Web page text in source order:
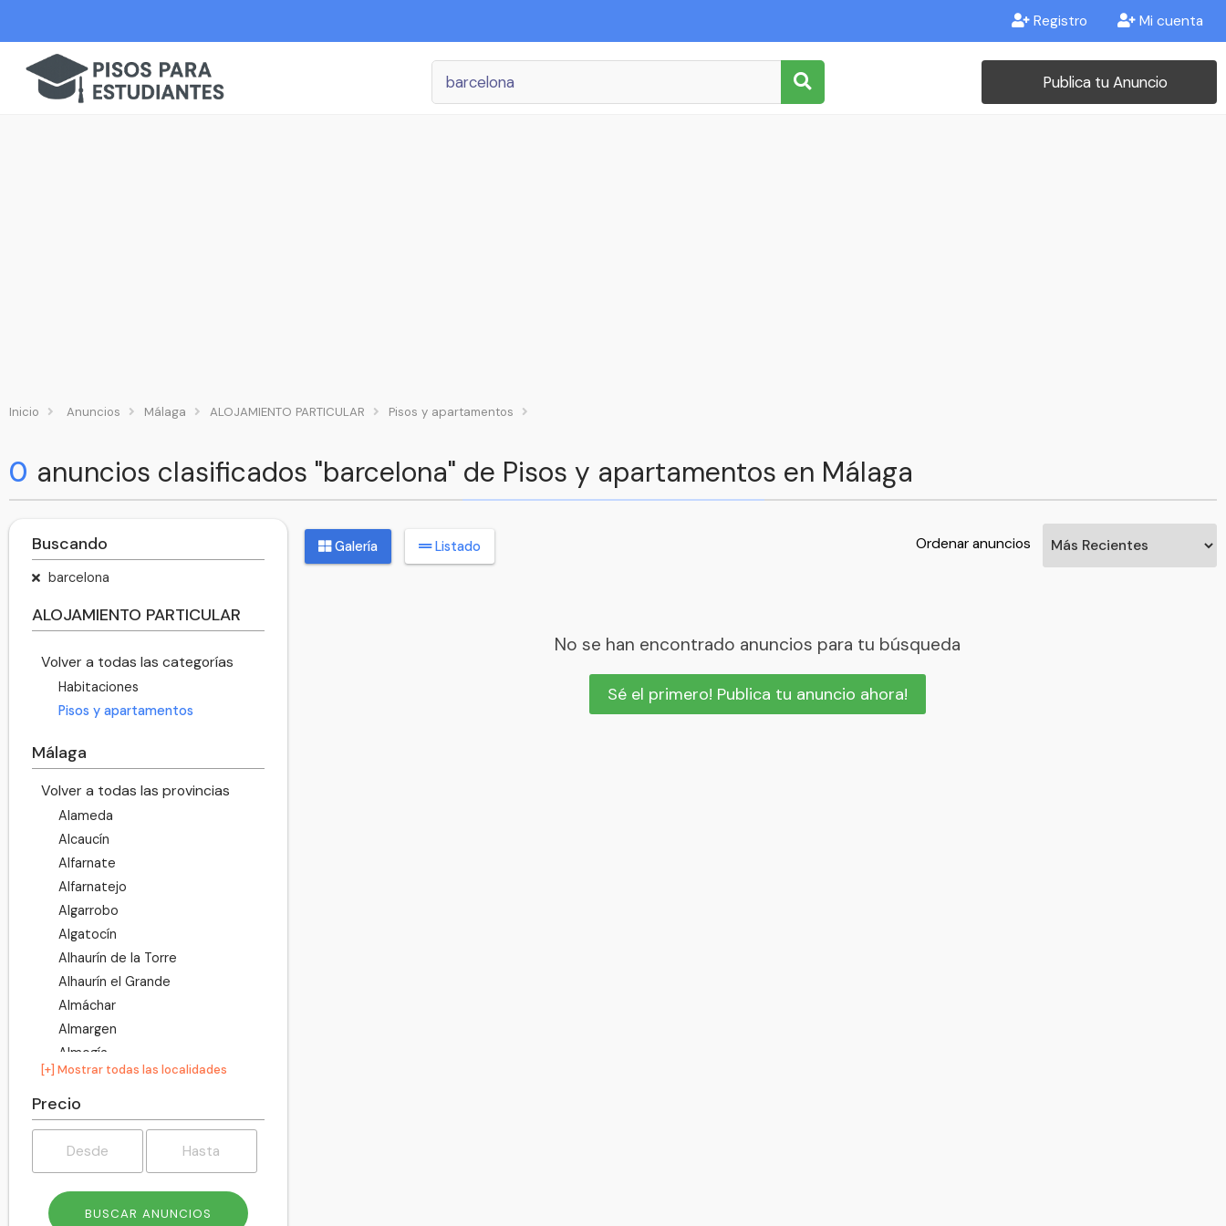
Registro Mi cuenta
Publica tu Anuncio
Inicio Anuncios Málaga ALOJAMIENTO PARTICULAR Pisos y apartamentos
0 anuncios clasificados "barcelona" de Pisos y apartamentos en Málaga
Buscando
barcelona
ALOJAMIENTO PARTICULAR
Volver a todas las categorías
Habitaciones
Pisos y apartamentos
Málaga
Volver a todas las provincias
Alameda
Alcaucín
Alfarnate
Alfarnatejo
Algarrobo
Algatocín
Alhaurín de la Torre
Alhaurín el Grande
Almáchar
Almargen
Almogía
Álora
Alozaina
Alpandeire
Antequera
Árchez
Archidona
Ardales
[+] Mostrar todas las localidades
Precio
Galería Listado Ordenar anuncios
No se han encontrado anuncios para tu búsqueda
Sé el primero! Publica tu anuncio ahora!